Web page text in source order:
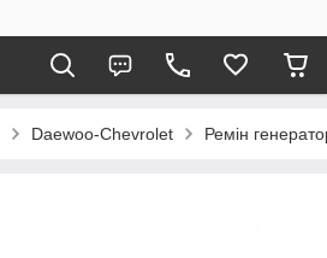
Daewoo-Chevrolet Ремін